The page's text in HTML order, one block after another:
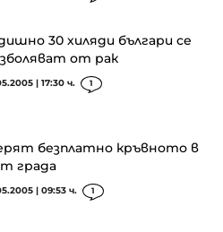
30 хиляди българи се
от рак
| 17:30 ч. 1
безплатно кръвното в
града
| 09:53 ч. 1